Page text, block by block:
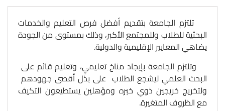
تلتزم الجامعة بتقديم أفضل فرص التعليم والخدمات
البحثية للطلاب وللمجتمع الأكبر، وذلك بمستوى من الجودة
يضاهىِ المعايير الإقليمية والدولية.
وتلتزم الجامعة بإيجاد مناخ تعليميِ، وتعليم قائم على
البحث العلمىِ ليشجع الطلاب على بذل أقصى جهودهم
ولتخريج خريجين ذوىِ خبره ومؤهلين يستطيعون التكيف
مع الظروف المتغيرة.